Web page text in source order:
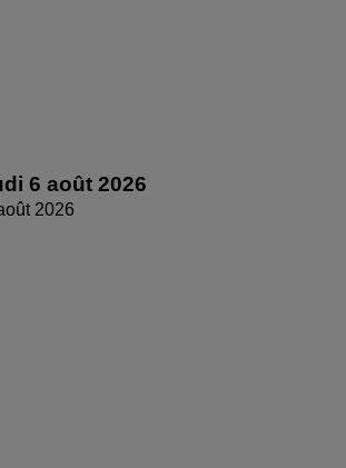
6 août 2026
2026